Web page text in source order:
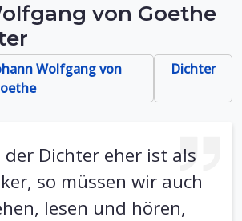
von Goethe
Wolfgang von
Dichter
der Dichter eher ist als
so müssen wir auch
lesen und hören,